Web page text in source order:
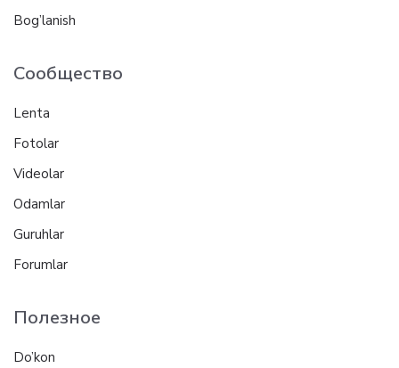
Bog’lanish
Сообщество
Lenta
Fotolar
Videolar
Odamlar
Guruhlar
Forumlar
Полезное
Do’kon